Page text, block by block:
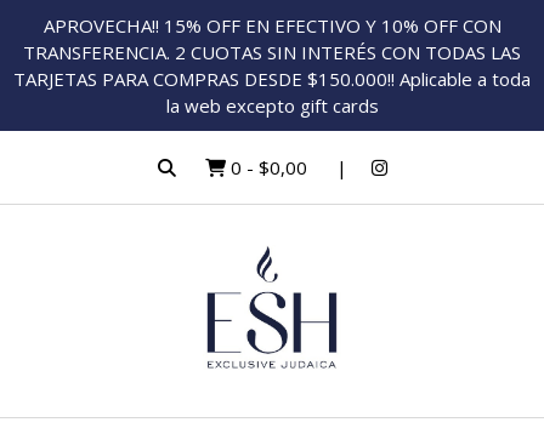
APROVECHA!! 15% OFF EN EFECTIVO Y 10% OFF CON
TRANSFERENCIA. 2 CUOTAS SIN INTERÉS CON TODAS LAS
TARJETAS PARA COMPRAS DESDE $150.000!! Aplicable a toda
la web excepto gift cards
0 - $0,00